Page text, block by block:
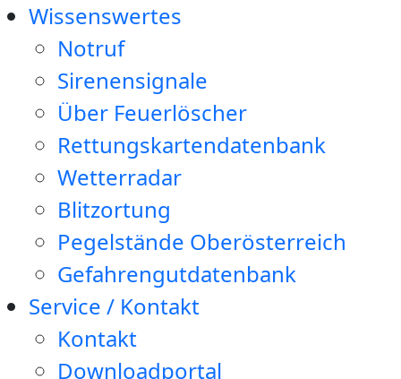
Wissenswertes
Notruf
Sirenensignale
Über Feuerlöscher
Rettungskartendatenbank
Wetterradar
Blitzortung
Pegelstände Oberösterreich
Gefahrengutdatenbank
Service / Kontakt
Kontakt
Downloadportal